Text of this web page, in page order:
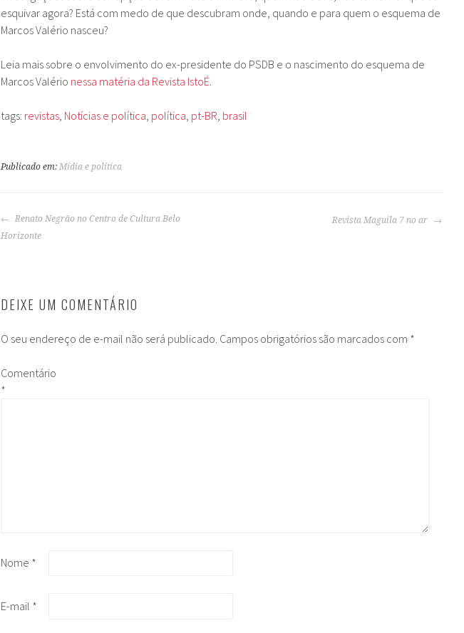
esquivar agora? Está com medo de que descubram onde, quando e para quem o esquema de
Marcos Valério nasceu?
Leia mais sobre o envolvimento do ex-presidente do PSDB e o nascimento do esquema de
Marcos Valério nessa matéria da Revista IstoÉ.
tags: revistas, Notícias e política, política, pt-BR, brasil
Publicado em: Mídia e política
NAVEGAÇÃO
DE
Renato Negrão no Centro de Cultura Belo
Horizonte
Revista Maguila 7 no ar
DEIXE UM COMENTÁRIO
O seu endereço de e-mail não será publicado. Campos obrigatórios são marcados com *
Comentário
*
Nome *
E-mail *